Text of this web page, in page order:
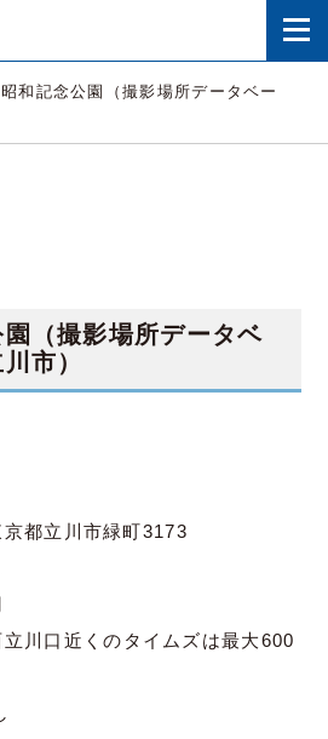
和記念公園（撮影場所データベー
（撮影場所データベ
市）
都立川市緑町3173
川口近くのタイムズは最大600